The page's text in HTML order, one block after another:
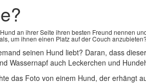
an ihrer Seite ihren besten Freund nennen
um ihnen einen Platz auf der Couch
seinen Hund liebt? Daran, dass
Wassernapf auch Leckerchen und
das Foto von einem Hund, der erhängt